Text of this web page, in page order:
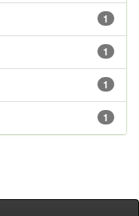
1
1
1
1